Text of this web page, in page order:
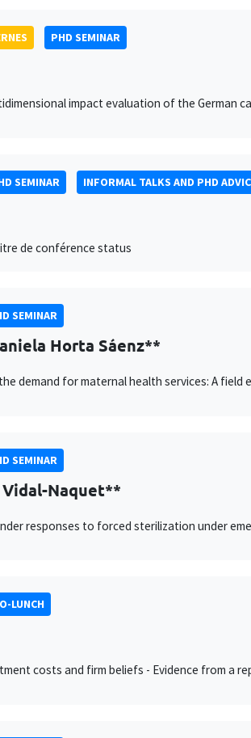
PHD SEMINAR
impact evaluation of the German
SEMINAR INFORMAL TALKS AND PHD
de conférence status
SEMINAR
Horta Sáenz**
demand for maternal health services: A field
SEMINAR
Naquet**
responses to forced sterilization under
LUNCH
costs and firm beliefs - Evidence from a